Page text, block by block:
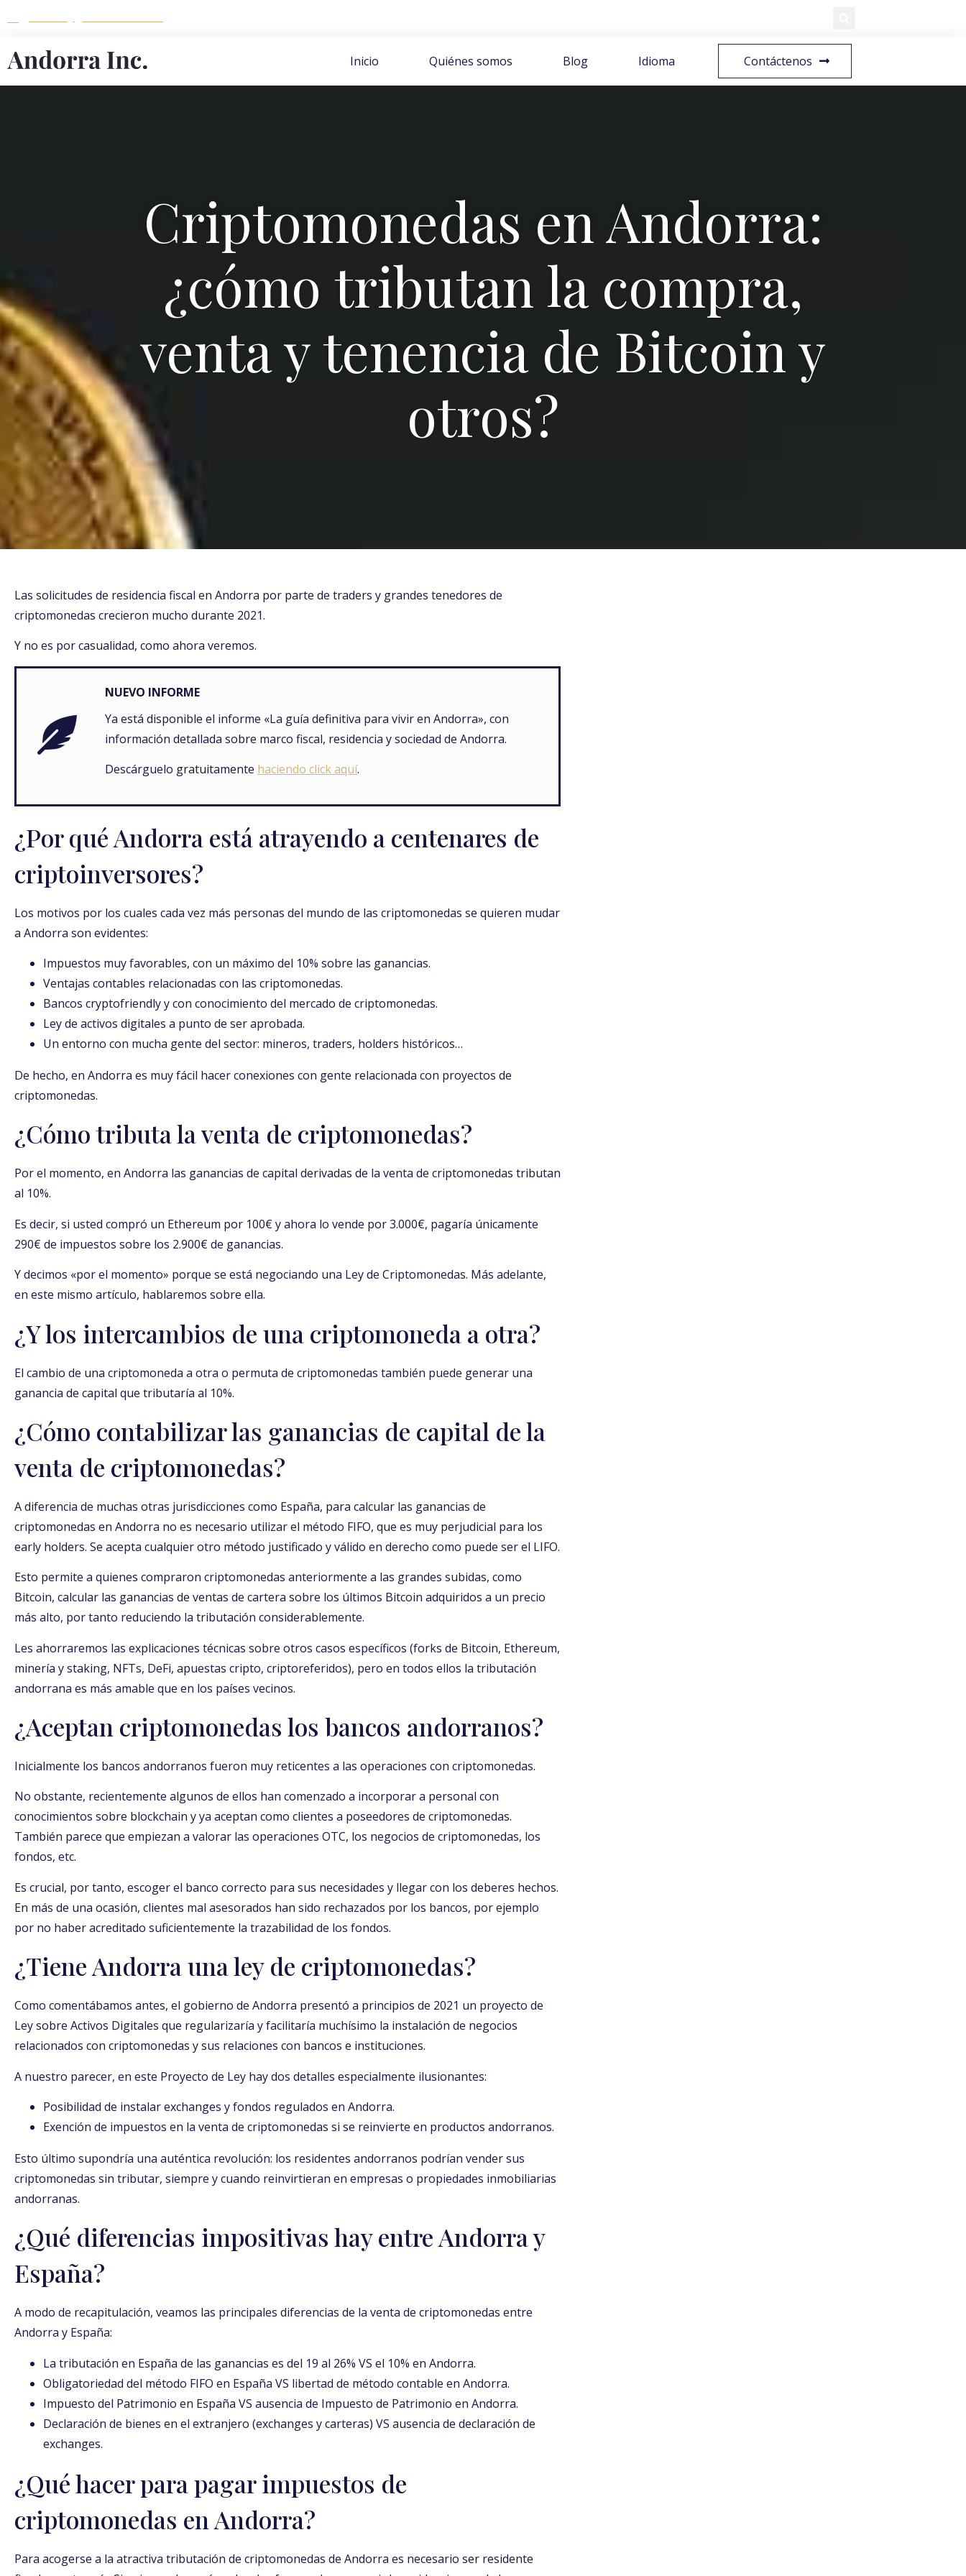
Inicio Quiénes somos Blog Idioma Contáctenos
Criptomonedas en Andorra:
¿cómo tributan la compra,
venta y tenencia de Bitcoin y
otros?
Las solicitudes de residencia fiscal en Andorra por parte de traders y grandes tenedores de
criptomonedas crecieron mucho durante 2021.
Y no es por casualidad, como ahora veremos.
NUEVO INFORME
Ya está disponible el informe «La guía definitiva para vivir en Andorra», con
información detallada sobre marco fiscal, residencia y sociedad de Andorra.
Descárguelo gratuitamente haciendo click aquí.
¿Por qué Andorra está atrayendo a centenares de
criptoinversores?
Los motivos por los cuales cada vez más personas del mundo de las criptomonedas se quieren mudar
a Andorra son evidentes:
Impuestos muy favorables, con un máximo del 10% sobre las ganancias.
Ventajas contables relacionadas con las criptomonedas.
Bancos cryptofriendly y con conocimiento del mercado de criptomonedas.
Ley de activos digitales a punto de ser aprobada.
Un entorno con mucha gente del sector: mineros, traders, holders históricos…
De hecho, en Andorra es muy fácil hacer conexiones con gente relacionada con proyectos de
criptomonedas.
¿Cómo tributa la venta de criptomonedas?
Por el momento, en Andorra las ganancias de capital derivadas de la venta de criptomonedas tributan
al 10%.
Es decir, si usted compró un Ethereum por 100€ y ahora lo vende por 3.000€, pagaría únicamente
290€ de impuestos sobre los 2.900€ de ganancias.
Y decimos «por el momento» porque se está negociando una Ley de Criptomonedas. Más adelante,
en este mismo artículo, hablaremos sobre ella.
¿Y los intercambios de una criptomoneda a otra?
El cambio de una criptomoneda a otra o permuta de criptomonedas también puede generar una
ganancia de capital que tributaría al 10%.
¿Cómo contabilizar las ganancias de capital de la
venta de criptomonedas?
A diferencia de muchas otras jurisdicciones como España, para calcular las ganancias de
criptomonedas en Andorra no es necesario utilizar el método FIFO, que es muy perjudicial para los
early holders. Se acepta cualquier otro método justificado y válido en derecho como puede ser el LIFO.
Esto permite a quienes compraron criptomonedas anteriormente a las grandes subidas, como
Bitcoin, calcular las ganancias de ventas de cartera sobre los últimos Bitcoin adquiridos a un precio
más alto, por tanto reduciendo la tributación considerablemente.
Les ahorraremos las explicaciones técnicas sobre otros casos específicos (forks de Bitcoin, Ethereum,
minería y staking, NFTs, DeFi, apuestas cripto, criptoreferidos), pero en todos ellos la tributación
andorrana es más amable que en los países vecinos.
¿Aceptan criptomonedas los bancos andorranos?
Inicialmente los bancos andorranos fueron muy reticentes a las operaciones con criptomonedas.
No obstante, recientemente algunos de ellos han comenzado a incorporar a personal con
conocimientos sobre blockchain y ya aceptan como clientes a poseedores de criptomonedas.
También parece que empiezan a valorar las operaciones OTC, los negocios de criptomonedas, los
fondos, etc.
Es crucial, por tanto, escoger el banco correcto para sus necesidades y llegar con los deberes hechos.
En más de una ocasión, clientes mal asesorados han sido rechazados por los bancos, por ejemplo
por no haber acreditado suficientemente la trazabilidad de los fondos.
¿Tiene Andorra una ley de criptomonedas?
Como comentábamos antes, el gobierno de Andorra presentó a principios de 2021 un proyecto de
Ley sobre Activos Digitales que regularizaría y facilitaría muchísimo la instalación de negocios
relacionados con criptomonedas y sus relaciones con bancos e instituciones.
A nuestro parecer, en este Proyecto de Ley hay dos detalles especialmente ilusionantes:
Posibilidad de instalar exchanges y fondos regulados en Andorra.
Exención de impuestos en la venta de criptomonedas si se reinvierte en productos andorranos.
Esto último supondría una auténtica revolución: los residentes andorranos podrían vender sus
criptomonedas sin tributar, siempre y cuando reinvirtieran en empresas o propiedades inmobiliarias
andorranas.
¿Qué diferencias impositivas hay entre Andorra y
España?
A modo de recapitulación, veamos las principales diferencias de la venta de criptomonedas entre
Andorra y España:
La tributación en España de las ganancias es del 19 al 26% VS el 10% en Andorra.
Obligatoriedad del método FIFO en España VS libertad de método contable en Andorra.
Impuesto del Patrimonio en España VS ausencia de Impuesto de Patrimonio en Andorra.
Declaración de bienes en el extranjero (exchanges y carteras) VS ausencia de declaración de
exchanges.
¿Qué hacer para pagar impuestos de
criptomonedas en Andorra?
Para acogerse a la atractiva tributación de criptomonedas de Andorra es necesario ser residente